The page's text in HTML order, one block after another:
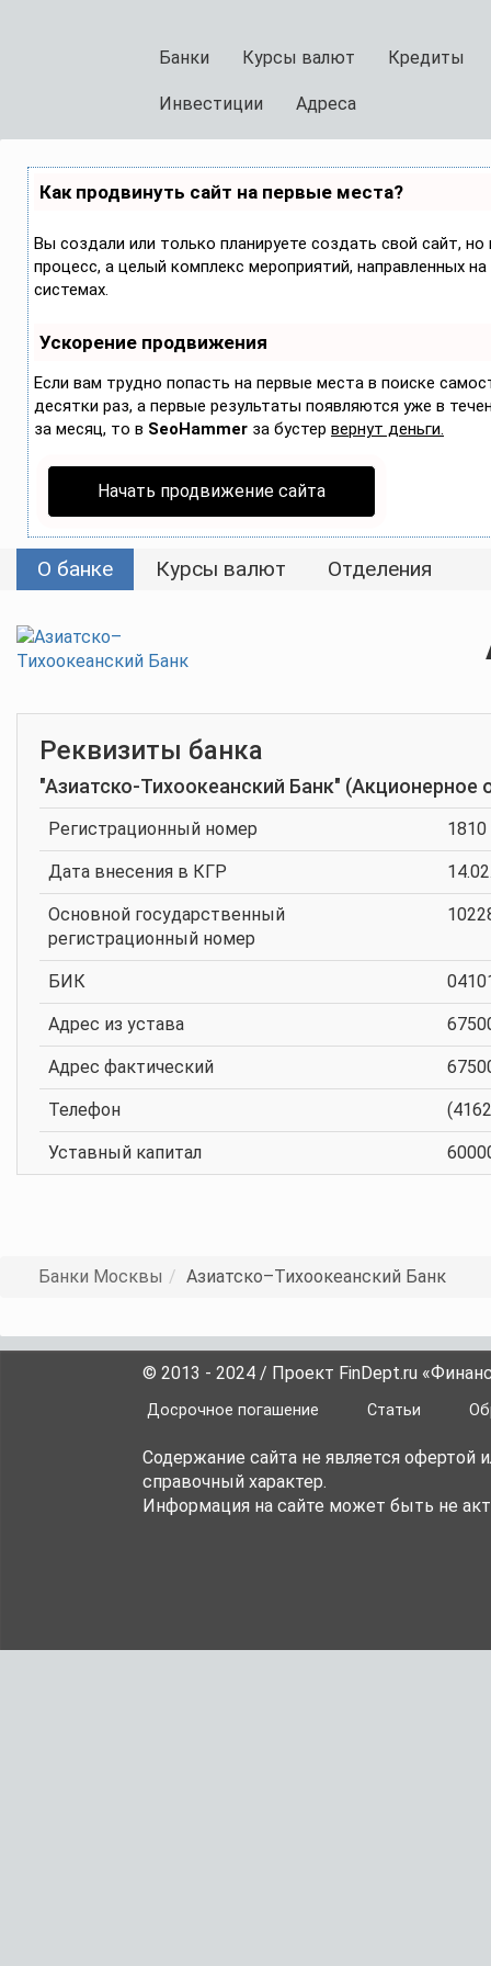
Банки Курсы валют Кредиты
Инвестиции Адреса
Как продвинуть сайт на первые места?
Вы создали или только планируете создать свой сайт,
процесс, а целый комплекс мероприятий, направленных
системах.
Ускорение продвижения
Если вам трудно попасть на первые места в поиске
десятки раз, а первые результаты появляются уже в
за месяц, то в SeoHammer за бустер вернут деньги.
Начать продвижение сайта
О банке Курсы валют Отделения
Реквизиты банка
"Азиатско-Тихоокеанский Банк" (Акционерное
Регистрационный номер 1810
Дата внесения в КГР
Основной государственный
регистрационный номер
БИК
Адрес из устава
Адрес фактический
Телефон
Уставный капитал
Банки Москвы Азиатско–Тихоокеанский Банк
© 2013 - 2024 / Проект FinDept.ru
Досрочное погашение Статьи
Содержание сайта не является
справочный характер.
Информация на сайте может быть не